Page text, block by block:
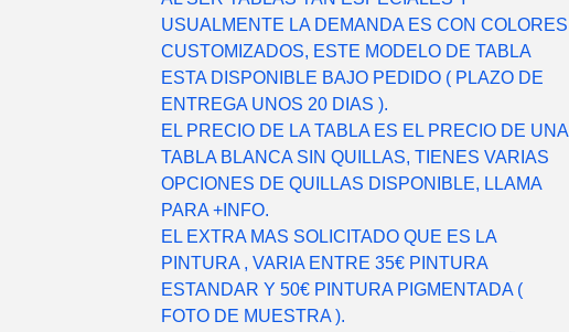
USUALMENTE LA DEMANDA ES CON COLORES
CUSTOMIZADOS, ESTE MODELO DE TABLA
ESTA DISPONIBLE BAJO PEDIDO ( PLAZO DE
ENTREGA UNOS 20 DIAS ).
EL PRECIO DE LA TABLA ES EL PRECIO DE UNA
TABLA BLANCA SIN QUILLAS, TIENES VARIAS
OPCIONES DE QUILLAS DISPONIBLE, LLAMA
PARA +INFO.
EL EXTRA MAS SOLICITADO QUE ES LA
PINTURA , VARIA ENTRE 35€ PINTURA
ESTANDAR Y 50€ PINTURA PIGMENTADA (
FOTO DE MUESTRA ).